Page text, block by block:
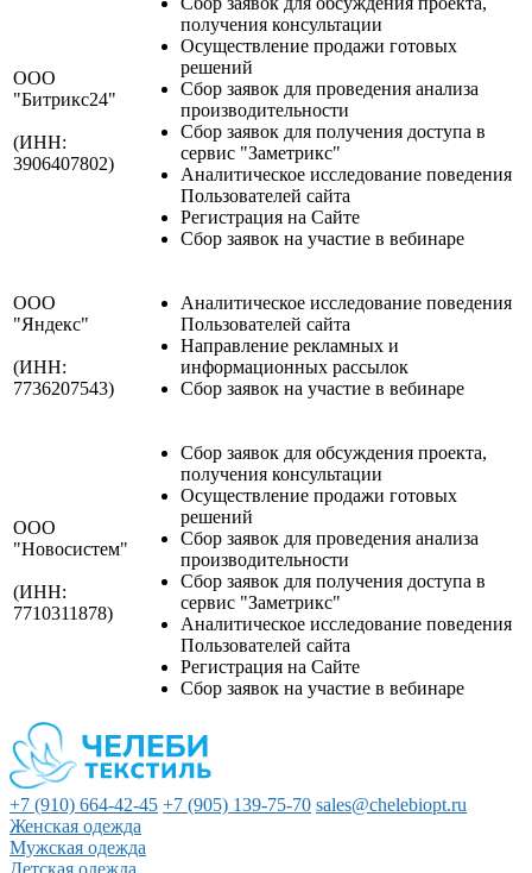
ООО
"Битрикс24"
(ИНН:
3906407802)
получения консультации
Осуществление продажи готовых
решений
Сбор заявок для проведения анализа
производительности
Сбор заявок для получения доступа в
сервис "Заметрикс"
Аналитическое исследование поведения
Пользователей сайта
Регистрация на Сайте
Сбор заявок на участие в вебинаре
ООО
"Яндекс"
(ИНН:
7736207543)
Аналитическое исследование поведения
Пользователей сайта
Направление рекламных и
информационных рассылок
Сбор заявок на участие в вебинаре
ООО
"Новосистем"
(ИНН:
7710311878)
Сбор заявок для обсуждения проекта,
получения консультации
Осуществление продажи готовых
решений
Сбор заявок для проведения анализа
производительности
Сбор заявок для получения доступа в
сервис "Заметрикс"
Аналитическое исследование поведения
Пользователей сайта
Регистрация на Сайте
Сбор заявок на участие в вебинаре
+7 (910) 664-42-45 +7 (905) 139-75-70 sales@chelebiopt.ru
Женская одежда
Мужская одежда
Детская одежда